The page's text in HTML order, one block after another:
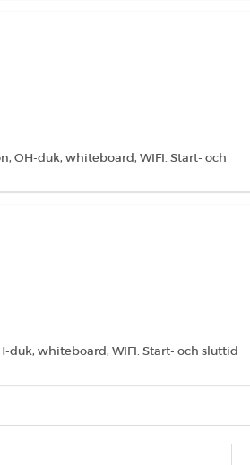
OH-duk, whiteboard, WIFI. Start- och
duk, whiteboard, WIFI. Start- och sluttid